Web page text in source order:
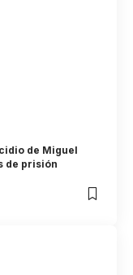
de Miguel
de prisión